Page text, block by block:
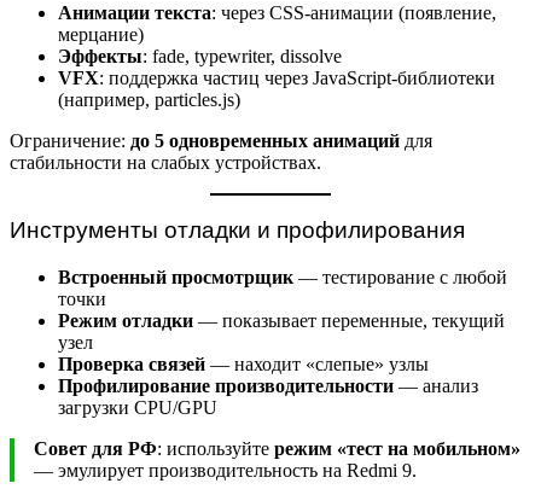
Анимации текста: через CSS-анимации (появление,
мерцание)
Эффекты: fade, typewriter, dissolve
VFX: поддержка частиц через JavaScript-библиотеки
(например, particles.js)
Ограничение: до 5 одновременных анимаций для
стабильности на слабых устройствах.
Инструменты отладки и профилирования
Встроенный просмотрщик — тестирование с любой
точки
Режим отладки — показывает переменные, текущий
узел
Проверка связей — находит «слепые» узлы
Профилирование производительности — анализ
загрузки CPU/GPU
Совет для РФ: используйте режим «тест на мобильном»
— эмулирует производительность на Redmi 9.